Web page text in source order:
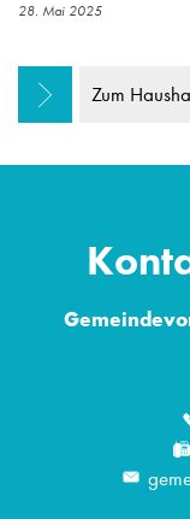
28. Mai 2025
Zum